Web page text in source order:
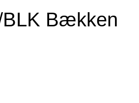
BLK Bækken